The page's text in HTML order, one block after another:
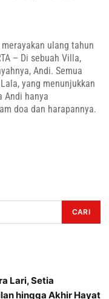
ulang tahun
– Di sebuah Villa,
Andi. Semua
yang menunjukkan
Andi hanya
doa dan harapannya.
CARI
Lari, Setia
hingga Akhir Hayat